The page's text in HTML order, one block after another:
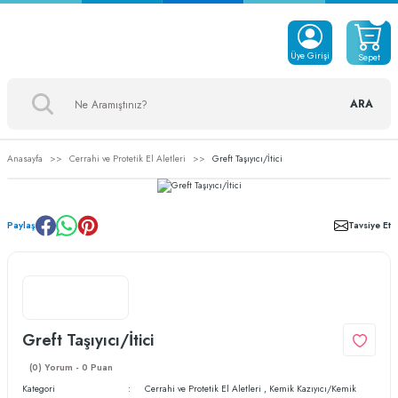
ARA
Üye Girişi Sepet
Anasayfa Cerrahi ve Protetik El Aletleri Greft Taşıyıcı/İtici
Paylaş Tavsiye Et
Greft Taşıyıcı/İtici
(0) Yorum - 0 Puan
Kategori
Cerrahi ve Protetik El Aletleri , Kemik Kazıyıcı/Kemik